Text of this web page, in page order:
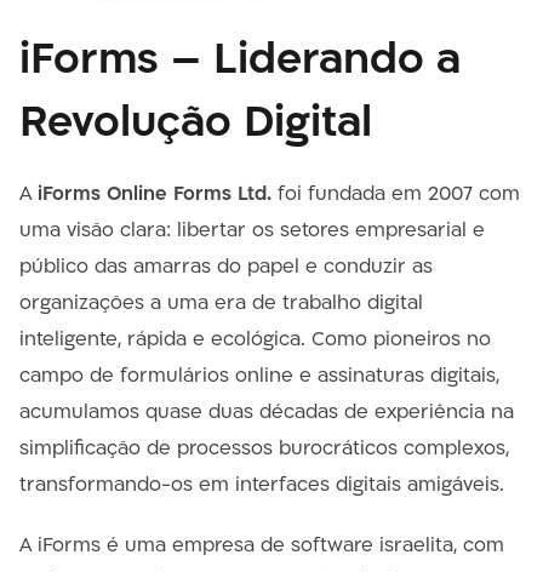
iForms – Liderando a
Revolução Digital
A iForms Online Forms Ltd. foi fundada em 2007 com
uma visão clara: libertar os setores empresarial e
público das amarras do papel e conduzir as
organizações a uma era de trabalho digital
inteligente, rápida e ecológica. Como pioneiros no
campo de formulários online e assinaturas digitais,
acumulamos quase duas décadas de experiência na
simplificação de processos burocráticos complexos,
transformando-os em interfaces digitais amigáveis.
A iForms é uma empresa de software israelita, com